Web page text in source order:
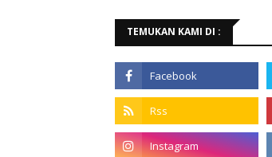
TEMUKAN KAMI DI :